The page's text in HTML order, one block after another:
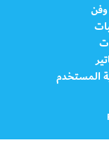
وفن
المستخدم